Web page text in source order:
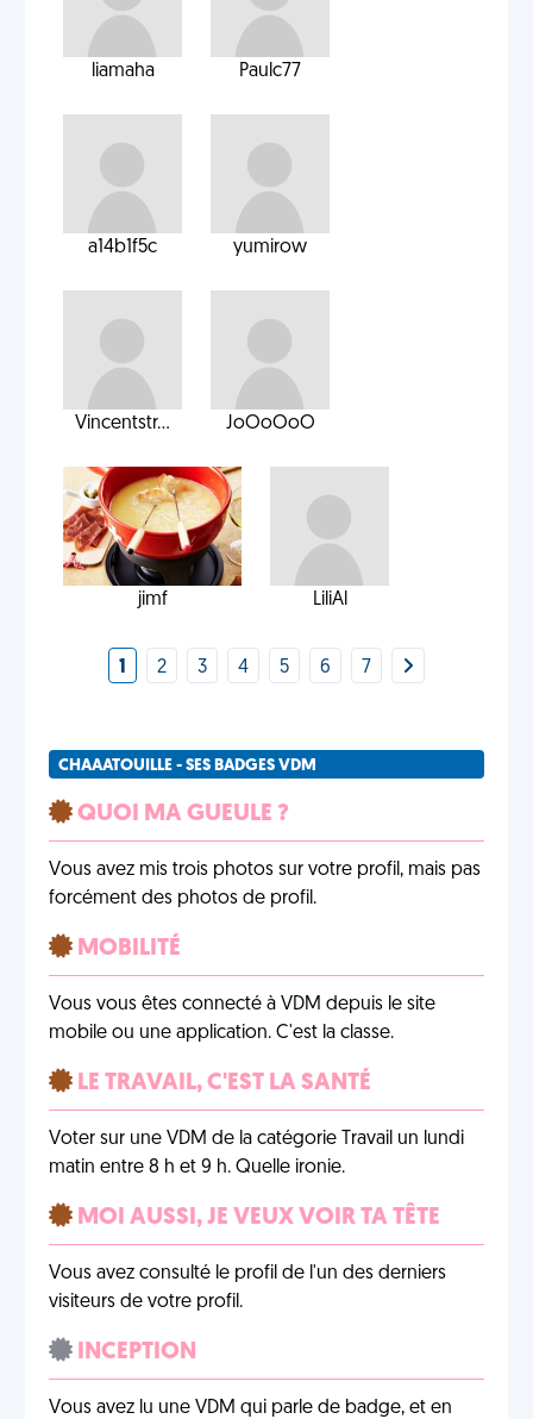
liamaha Paulc77
a14b1f5c yumirow
Vincentstr... JoOoOoO
jimf LiliAl
1 2 3 4 5 6 7
CHAAATOUILLE - SES BADGES VDM
QUOI MA GUEULE ?
Vous avez mis trois photos sur votre profil, mais pas
forcément des photos de profil.
MOBILITÉ
Vous vous êtes connecté à VDM depuis le site
mobile ou une application. C'est la classe.
LE TRAVAIL, C'EST LA SANTÉ
Voter sur une VDM de la catégorie Travail un lundi
matin entre 8 h et 9 h. Quelle ironie.
MOI AUSSI, JE VEUX VOIR TA TÊTE
Vous avez consulté le profil de l'un des derniers
visiteurs de votre profil.
INCEPTION
Vous avez lu une VDM qui parle de badge, et en